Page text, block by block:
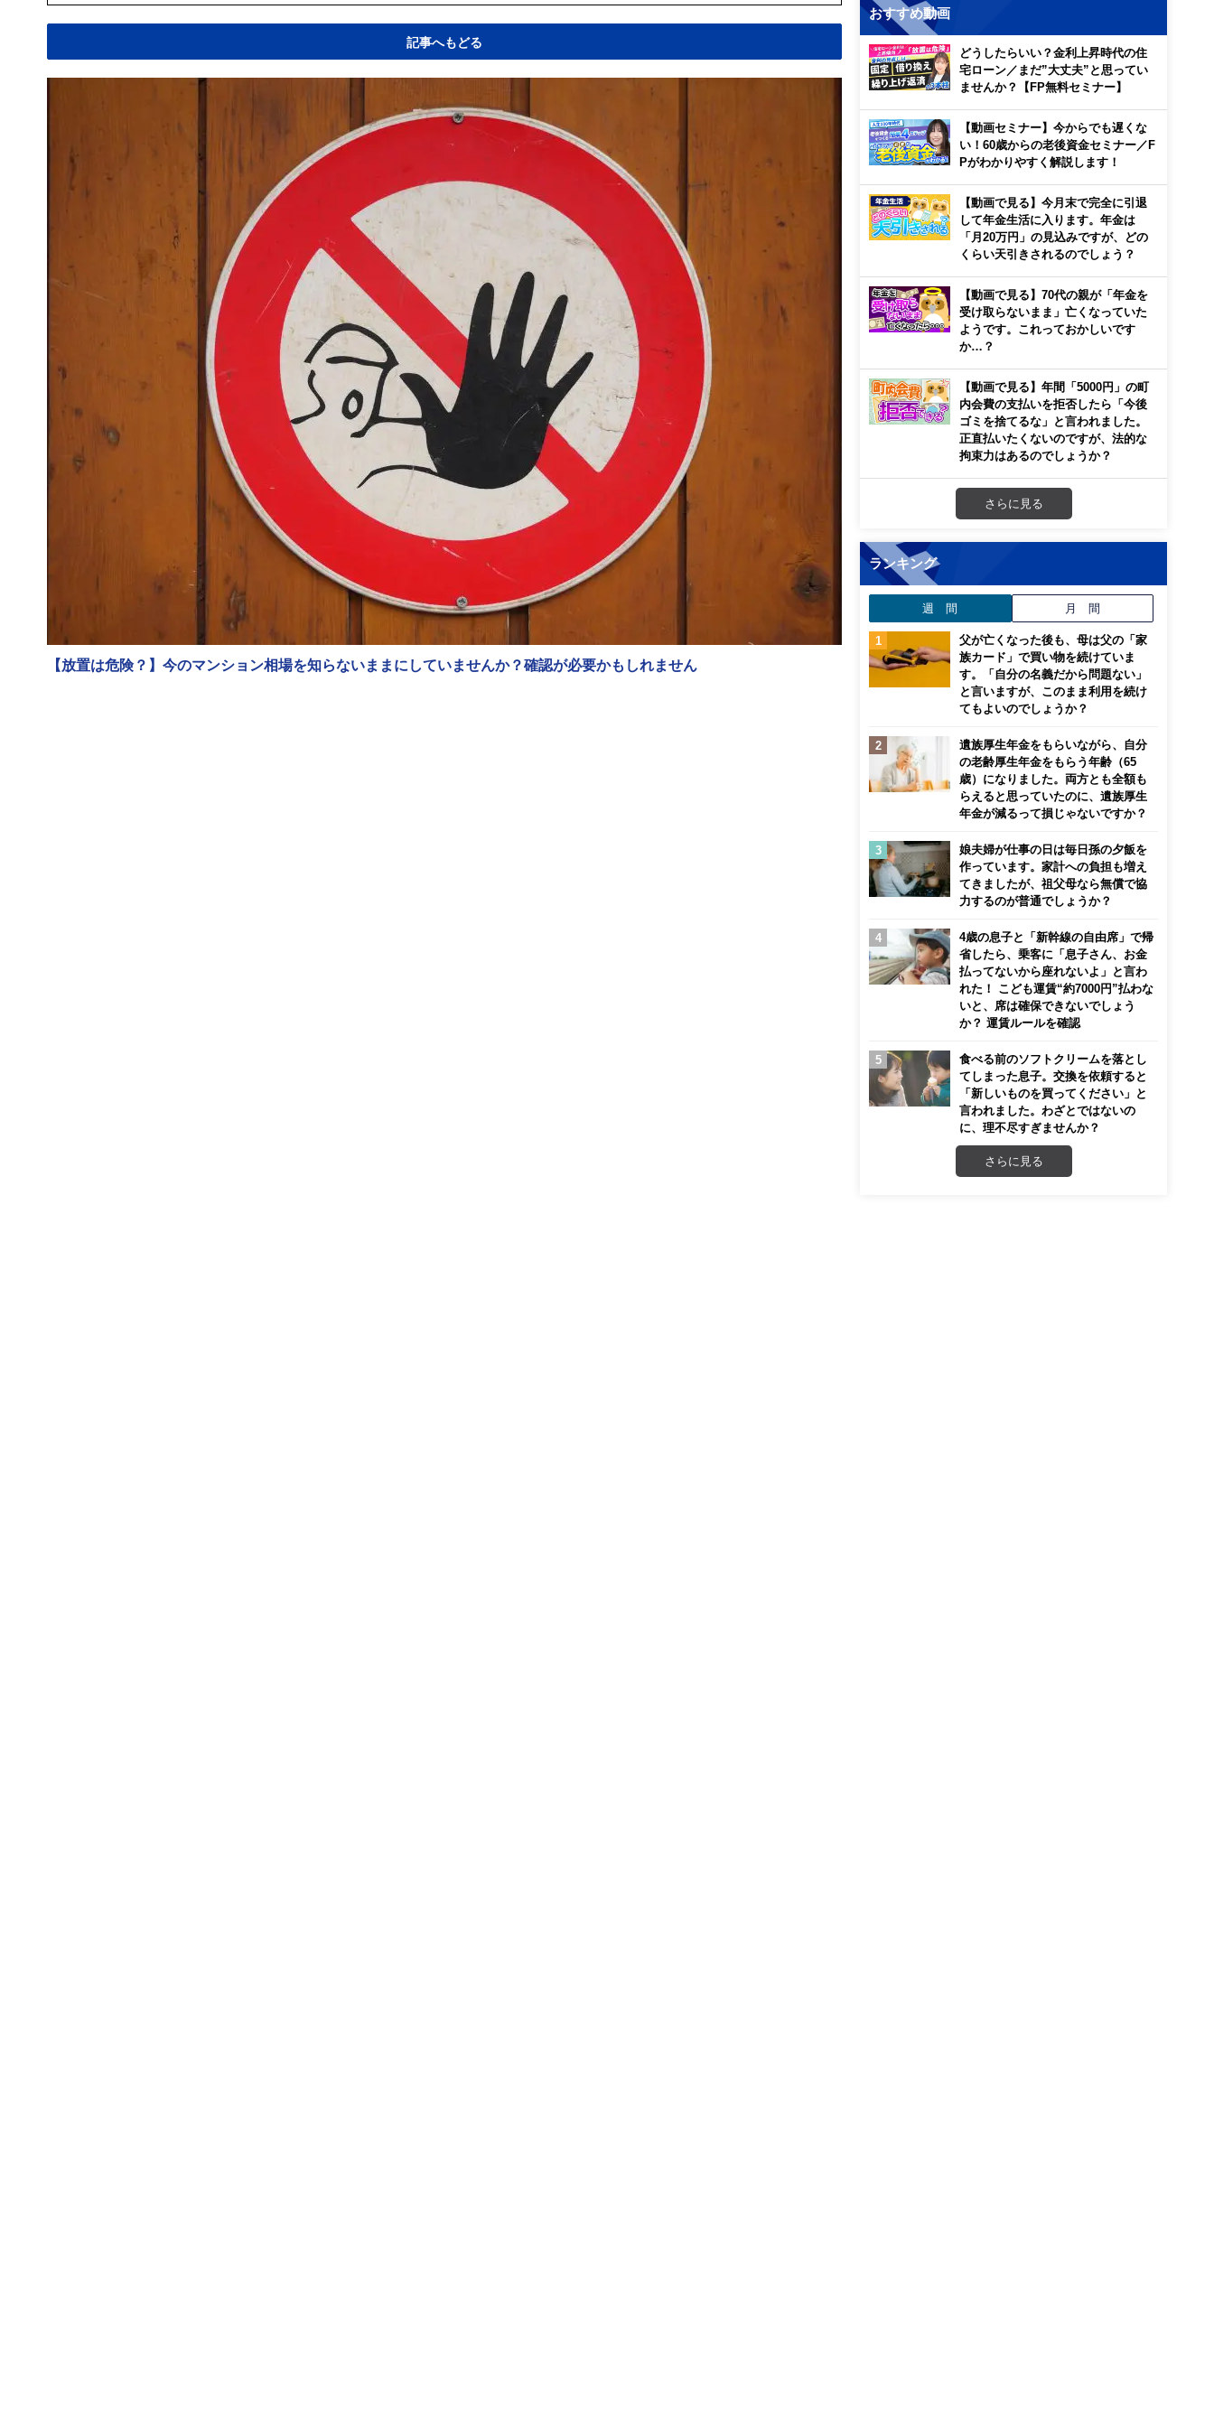
記事へもどる
【放置は危険？】今のマンション相場を知らないままにしていませんか？確認が必要かもしれません
おすすめ動画
どうしたらいい？金利上昇時代の住
宅ローン／まだ”大丈夫”と思ってい
ませんか？【FP無料セミナー】
【動画セミナー】今からでも遅くな
い！60歳からの老後資金セミナー／F
Pがわかりやすく解説します！
【動画で見る】今月末で完全に引退
して年金生活に入ります。年金は
「月20万円」の見込みですが、どの
くらい天引きされるのでしょう？
【動画で見る】70代の親が「年金を
受け取らないまま」亡くなっていた
ようです。これっておかしいです
か…？
【動画で見る】年間「5000円」の町
内会費の支払いを拒否したら「今後
ゴミを捨てるな」と言われました。
正直払いたくないのですが、法的な
拘束力はあるのでしょうか？
さらに見る
ランキング
週 間 月 間
父が亡くなった後も、母は父の「家
族カード」で買い物を続けていま
す。「自分の名義だから問題ない」
と言いますが、このまま利用を続け
てもよいのでしょうか？
遺族厚生年金をもらいながら、自分
の老齢厚生年金をもらう年齢（65
歳）になりました。両方とも全額も
らえると思っていたのに、遺族厚生
年金が減るって損じゃないですか？
娘夫婦が仕事の日は毎日孫の夕飯を
作っています。家計への負担も増え
てきましたが、祖父母なら無償で協
力するのが普通でしょうか？
4歳の息子と「新幹線の自由席」で帰
省したら、乗客に「息子さん、お金
払ってないから座れないよ」と言わ
れた！ こども運賃“約7000円”払わな
いと、席は確保できないでしょう
か？ 運賃ルールを確認
食べる前のソフトクリームを落とし
てしまった息子。交換を依頼すると
「新しいものを買ってください」と
言われました。わざとではないの
に、理不尽すぎませんか？
さらに見る